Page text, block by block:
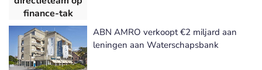
ABN AMRO verkoopt €2 miljard aan
leningen aan Waterschapsbank